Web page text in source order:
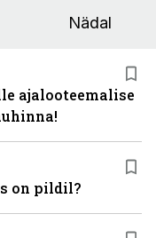
Nädal
ajalooteemalise
on pildil?